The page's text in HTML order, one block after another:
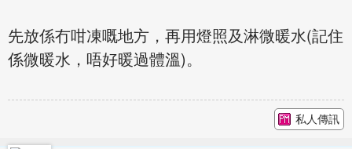
先放係冇咁凍嘅地方，再用燈照及淋微暖水(記住
係微暖水，唔好暖過體溫)。
私人傳訊